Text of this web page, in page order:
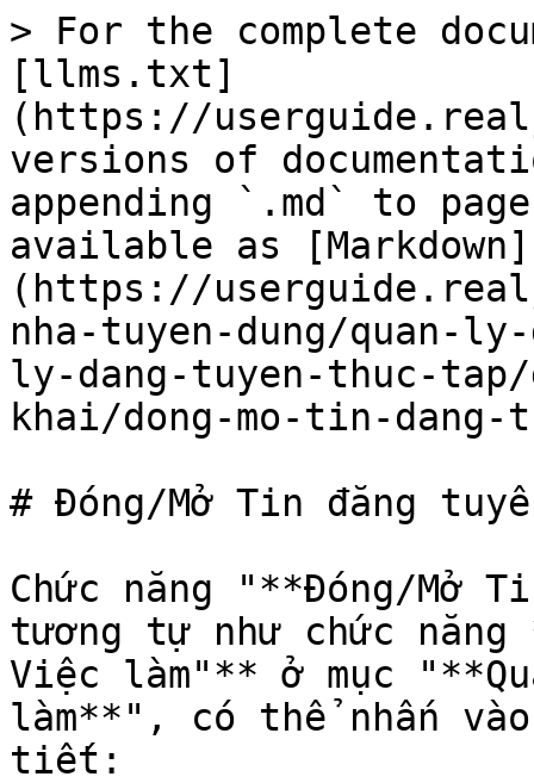
> For the complete
[llms.txt]
(https://
versions of
appending `.md` to
available as [Markdown]
(https://
nha-tuyen-dung/quan-
ly-dang-tuyen-thuc-
khai/dong-mo-tin-
# Đóng/Mở Tin đăng
Chức năng "**Đóng/Mở
tương tự như chức năng
Việc làm"** ở mục
làm**", có thể nhấn
tiết: